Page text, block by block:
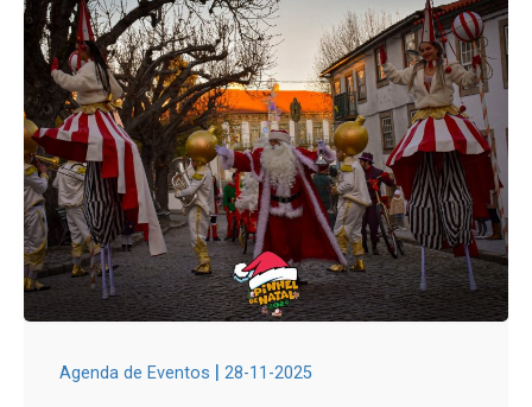
Agenda de Eventos | 28-11-2025